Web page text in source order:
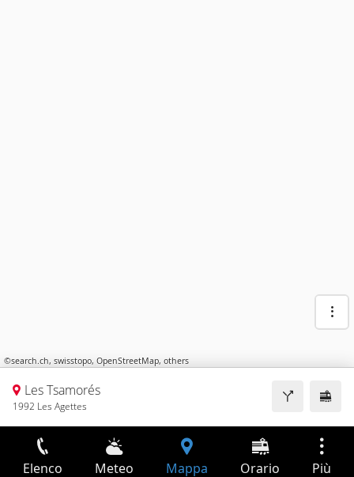
©search.ch, swisstopo, OpenStreetMap, others
Les Tsamorés
1992 Les Agettes
Elenco Meteo Mappa Orario Più